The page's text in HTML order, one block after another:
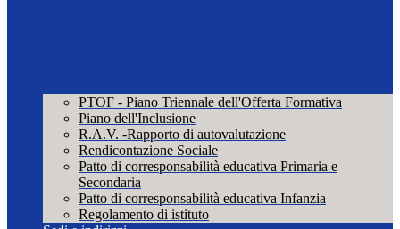
PTOF - Piano Triennale dell'Offerta Formativa
Piano dell'Inclusione
R.A.V. -Rapporto di autovalutazione
Rendicontazione Sociale
Patto di corresponsabilità educativa Primaria e
Secondaria
Patto di corresponsabilità educativa Infanzia
Regolamento di istituto